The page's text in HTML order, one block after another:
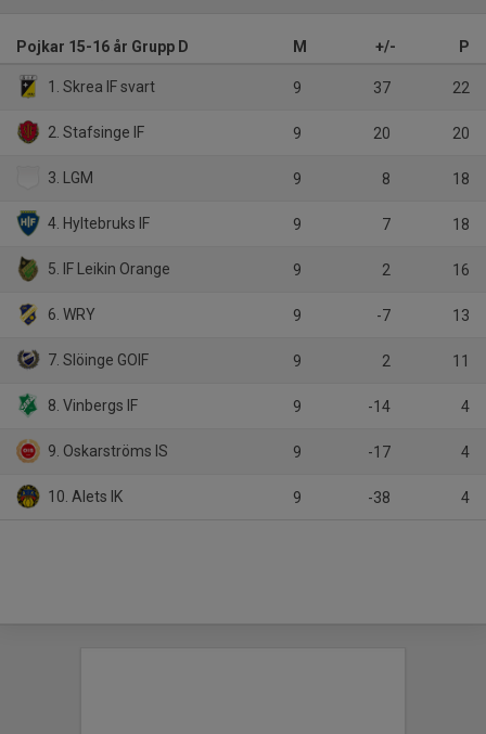
Pojkar 15-16 år Grupp D M +/- P
1. Skrea IF svart 9 37 22
2. Stafsinge IF 9 20 20
3. LGM 9 8 18
4. Hyltebruks IF 9 7 18
5. IF Leikin Orange 9 2 16
6. WRY 9 -7 13
7. Slöinge GOIF 9 2 11
8. Vinbergs IF 9 -14 4
9. Oskarströms IS 9 -17 4
10. Alets IK 9 -38 4